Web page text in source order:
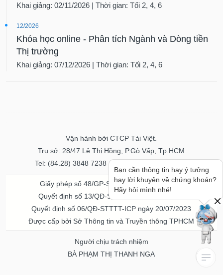
Khai giảng: 02/11/2026 | Thời gian: Tối 2, 4, 6
12/2026
Khóa học online - Phân tích Ngành và Dòng tiền
Thị trường
Khai giảng: 07/12/2026 | Thời gian: Tối 2, 4, 6
Vận hành bởi CTCP Tài Việt.
Trụ sở: 28/47 Lê Thị Hồng, P.Gò Vấp, Tp.HCM
Tel: (84.28) 3848 7238 - Fax: (84.28) 3848 7237
Giấy phép số 48/GP-STTTT ngày 04/11/2016
Quyết định số 13/QĐ-STTTT ngày 02/11/2017
Quyết định số 06/QĐ-STTTT-ICP ngày 20/07/2023
Được cấp bởi Sở Thông tin và Truyền thông TPHCM
Người chịu trách nhiệm
BÀ PHẠM THỊ THANH NGA
Bạn cần thông tin hay ý tưởng
hay lời khuyên về chứng khoán?
Hãy hỏi mình nhé!